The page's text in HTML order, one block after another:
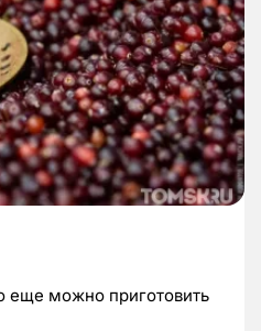
еще можно приготовить